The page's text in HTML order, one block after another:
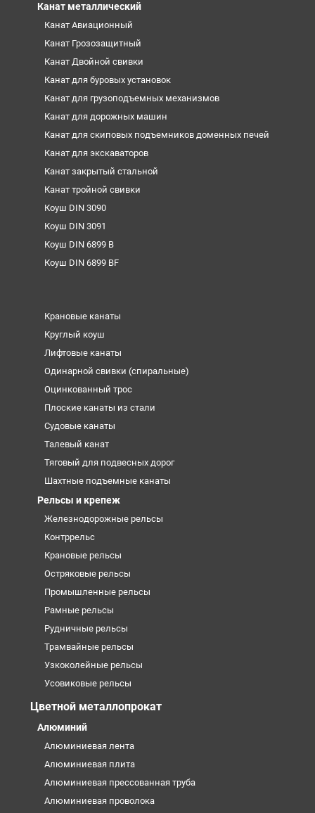
Канат металлический
Канат Авиационный
Канат Грозозащитный
Канат Двойной свивки
Канат для буровых установок
Канат для грузоподъемных механизмов
Канат для дорожных машин
Канат для скиповых подъемников доменных печей
Канат для экскаваторов
Канат закрытый стальной
Канат тройной свивки
Коуш DIN 3090
Коуш DIN 3091
Коуш DIN 6899 B
Коуш DIN 6899 BF
Крановые канаты
Круглый коуш
Лифтовые канаты
Одинарной свивки (спиральные)
Оцинкованный трос
Плоские канаты из стали
Судовые канаты
Талевый канат
Тяговый для подвесных дорог
Шахтные подъемные канаты
Рельсы и крепеж
Железнодорожные рельсы
Контррельс
Крановые рельсы
Остряковые рельсы
Промышленные рельсы
Рамные рельсы
Рудничные рельсы
Трамвайные рельсы
Узкоколейные рельсы
Усовиковые рельсы
Цветной металлопрокат
Алюминий
Алюминиевая лента
Алюминиевая плита
Алюминиевая прессованная труба
Алюминиевая проволока